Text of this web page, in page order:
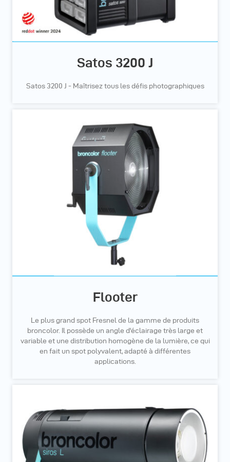
Satos 3200 J
Satos 3200 J - Maîtrisez tous les défis photographiques
Flooter
Le plus grand spot Fresnel de la gamme de produits
broncolor. Il possède un angle d'éclairage très large et
variable et une distribution homogène de la lumière, ce qui
en fait un spot polyvalent, adapté à différentes
applications.